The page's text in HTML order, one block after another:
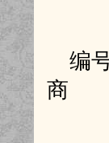
编
商